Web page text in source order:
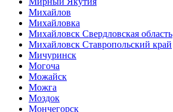
Михайлов
Михайловка
Михайловск Свердловская область
Михайловск Ставропольский край
Мичуринск
Могоча
Можайск
Можга
Моздок
Мончегорск